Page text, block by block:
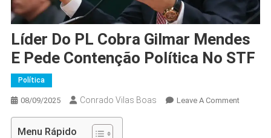
Líder Do PL Cobra Gilmar Mendes
E Pede Contenção Política No STF
Política
08/09/2025 Conrado Vilas Boas Leave A CommentOn
Menu Rápido